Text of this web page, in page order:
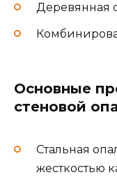
Деревянная
Основные
стеновой
Стальная
жесткостью